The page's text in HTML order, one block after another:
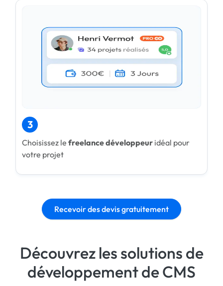
3
Choisissez le freelance développeur idéal pour
votre projet
Recevoir des devis gratuitement
Découvrez les solutions de
développement de CMS